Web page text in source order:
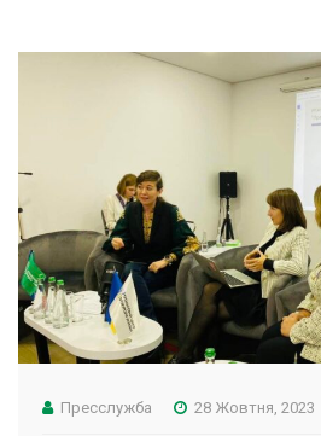
Пресслужба 28 Жовтня, 2023